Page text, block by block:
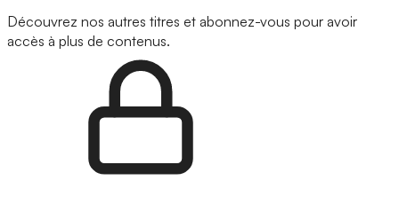
Découvrez nos autres titres et abonnez-vous pour avoir
accès à plus de contenus.